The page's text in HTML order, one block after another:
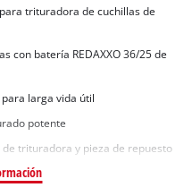
trituradora de cuchillas de
con batería REDAXXO 36/25 de
larga vida útil
potente
trituradora y pieza de repuesto